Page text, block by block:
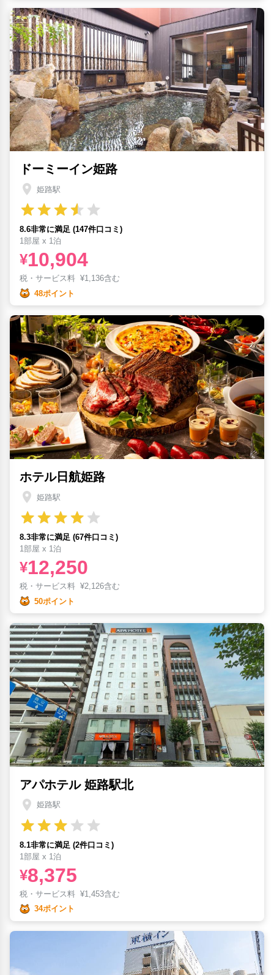
ドーミーイン姫路
姫路駅
8.6非常に満足 (147件口コミ)
1部屋 x 1泊
¥10,904
税・サービス料 ¥1,136含む
48ポイント
ホテル日航姫路
姫路駅
8.3非常に満足 (67件口コミ)
1部屋 x 1泊
¥12,250
税・サービス料 ¥2,126含む
50ポイント
アパホテル 姫路駅北
姫路駅
8.1非常に満足 (2件口コミ)
1部屋 x 1泊
¥8,375
税・サービス料 ¥1,453含む
34ポイント